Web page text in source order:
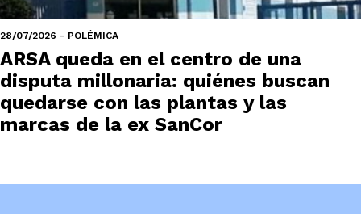
28/07/2026 - POLÉMICA
ARSA queda en el centro de una
disputa millonaria: quiénes buscan
quedarse con las plantas y las
marcas de la ex SanCor